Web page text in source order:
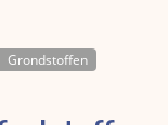
Grondstoffen